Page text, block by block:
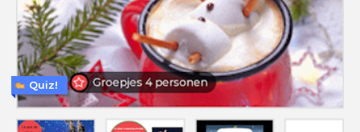
Quiz!